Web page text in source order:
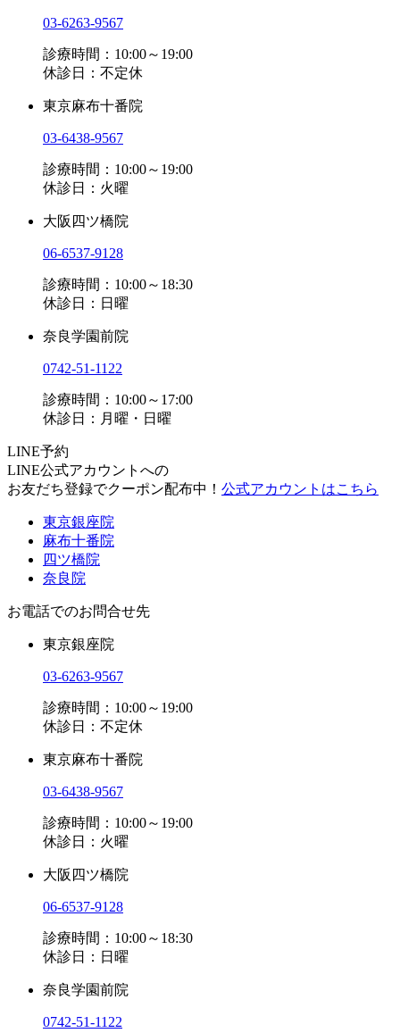
03-6263-9567
診療時間：10:00～19:00
休診日：不定休
東京麻布十番院
03-6438-9567
診療時間：10:00～19:00
休診日：火曜
大阪四ツ橋院
06-6537-9128
診療時間：10:00～18:30
休診日：日曜
奈良学園前院
0742-51-1122
診療時間：10:00～17:00
休診日：月曜・日曜
LINE予約
LINE公式アカウントへの
お友だち登録でクーポン配布中！ 公式アカウントはこちら
東京銀座院
麻布十番院
四ツ橋院
奈良院
お電話でのお問合せ先
東京銀座院
03-6263-9567
診療時間：10:00～19:00
休診日：不定休
東京麻布十番院
03-6438-9567
診療時間：10:00～19:00
休診日：火曜
大阪四ツ橋院
06-6537-9128
診療時間：10:00～18:30
休診日：日曜
奈良学園前院
0742-51-1122